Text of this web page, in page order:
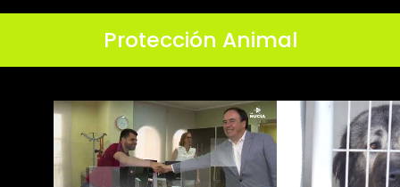
Protección Animal